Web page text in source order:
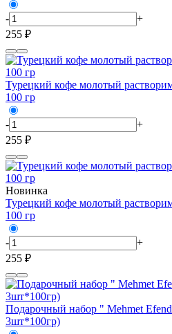
-
+
255 ₽
Турецкий кофе молотый
100 гр
-
+
255 ₽
Новинка
Турецкий кофе молотый
100 гр
-
+
255 ₽
Подарочный набор " Mehmet
3шт*100гр)